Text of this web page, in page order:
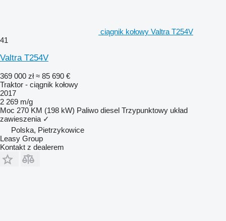
ciągnik kołowy Valtra T254V
41
Valtra T254V
369 000 zł ≈ 85 690 €
Traktor - ciągnik kołowy
2017
2 269 m/g
Moc 270 KM (198 kW) Paliwo diesel Trzypunktowy układ
zawieszenia ✓
Polska, Pietrzykowice
Leasy Group
Kontakt z dealerem